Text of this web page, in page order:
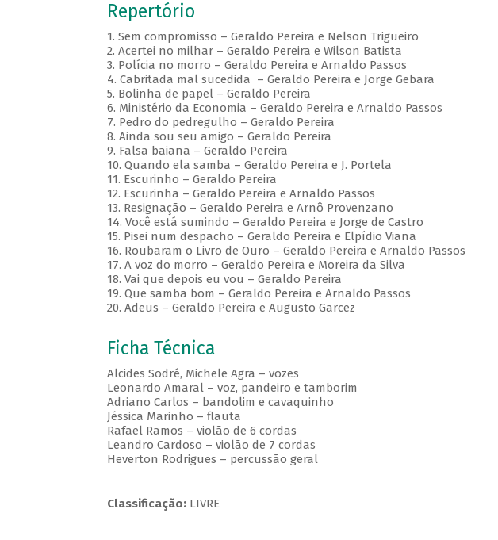
Repertório
1. Sem compromisso – Geraldo Pereira e Nelson Trigueiro
2. Acertei no milhar – Geraldo Pereira e Wilson Batista
3. Polícia no morro – Geraldo Pereira e Arnaldo Passos
4. Cabritada mal sucedida – Geraldo Pereira e Jorge Gebara
5. Bolinha de papel – Geraldo Pereira
6. Ministério da Economia – Geraldo Pereira e Arnaldo Passos
7. Pedro do pedregulho – Geraldo Pereira
8. Ainda sou seu amigo – Geraldo Pereira
9. Falsa baiana – Geraldo Pereira
10. Quando ela samba – Geraldo Pereira e J. Portela
11. Escurinho – Geraldo Pereira
12. Escurinha – Geraldo Pereira e Arnaldo Passos
13. Resignação – Geraldo Pereira e Arnô Provenzano
14. Você está sumindo – Geraldo Pereira e Jorge de Castro
15. Pisei num despacho – Geraldo Pereira e Elpídio Viana
16. Roubaram o Livro de Ouro – Geraldo Pereira e Arnaldo Passos
17. A voz do morro – Geraldo Pereira e Moreira da Silva
18. Vai que depois eu vou – Geraldo Pereira
19. Que samba bom – Geraldo Pereira e Arnaldo Passos
20. Adeus – Geraldo Pereira e Augusto Garcez
Ficha Técnica
Alcides Sodré, Michele Agra – vozes
Leonardo Amaral – voz, pandeiro e tamborim
Adriano Carlos – bandolim e cavaquinho
Jéssica Marinho – flauta
Rafael Ramos – violão de 6 cordas
Leandro Cardoso – violão de 7 cordas
Heverton Rodrigues – percussão geral
Classificação: LIVRE